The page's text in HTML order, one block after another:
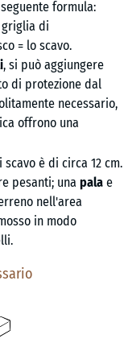
formula:
griglia di
= lo scavo.
, si può aggiungere
di protezione dal
necessario,
offrono una
è di circa 12 cm.
pesanti; una pala e
nell'area
in modo